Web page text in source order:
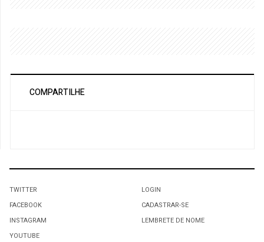
COMPARTILHE
TWITTER
FACEBOOK
INSTAGRAM
YOUTUBE
LOGIN
CADASTRAR-SE
LEMBRETE DE NOME